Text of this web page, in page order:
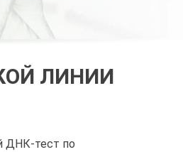
ЛИНИИ
ДНК-тест по